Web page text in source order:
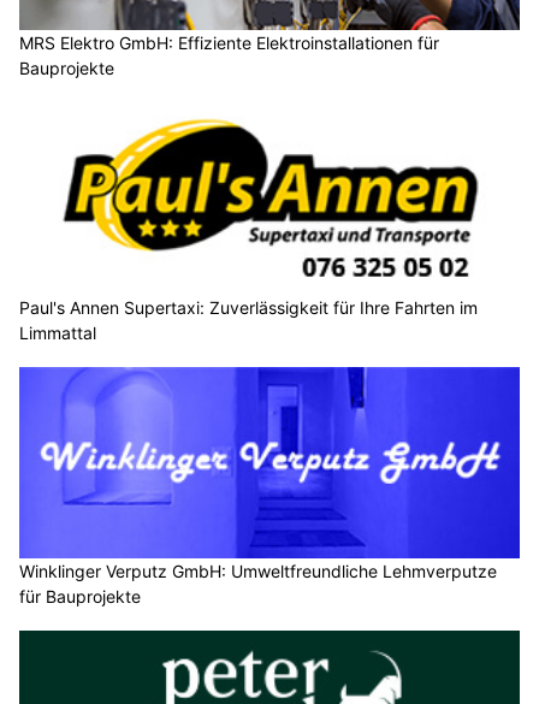
MRS Elektro GmbH: Effiziente Elektroinstallationen für
Bauprojekte
Paul's Annen Supertaxi: Zuverlässigkeit für Ihre Fahrten im
Limmattal
Winklinger Verputz GmbH: Umweltfreundliche Lehmverputze
für Bauprojekte